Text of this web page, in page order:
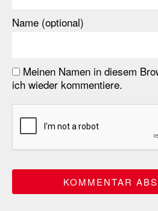
Name (optional)
Meinen Namen in diesem
ich wieder kommentiere.